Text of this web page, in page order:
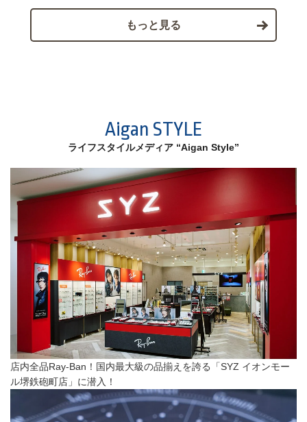
もっと見る
Aigan STYLE
ライフスタイルメディア “Aigan Style”
店内全品Ray-Ban！国内最大級の品揃えを誇る「SYZ イオンモー
ル堺鉄砲町店」に潜入！